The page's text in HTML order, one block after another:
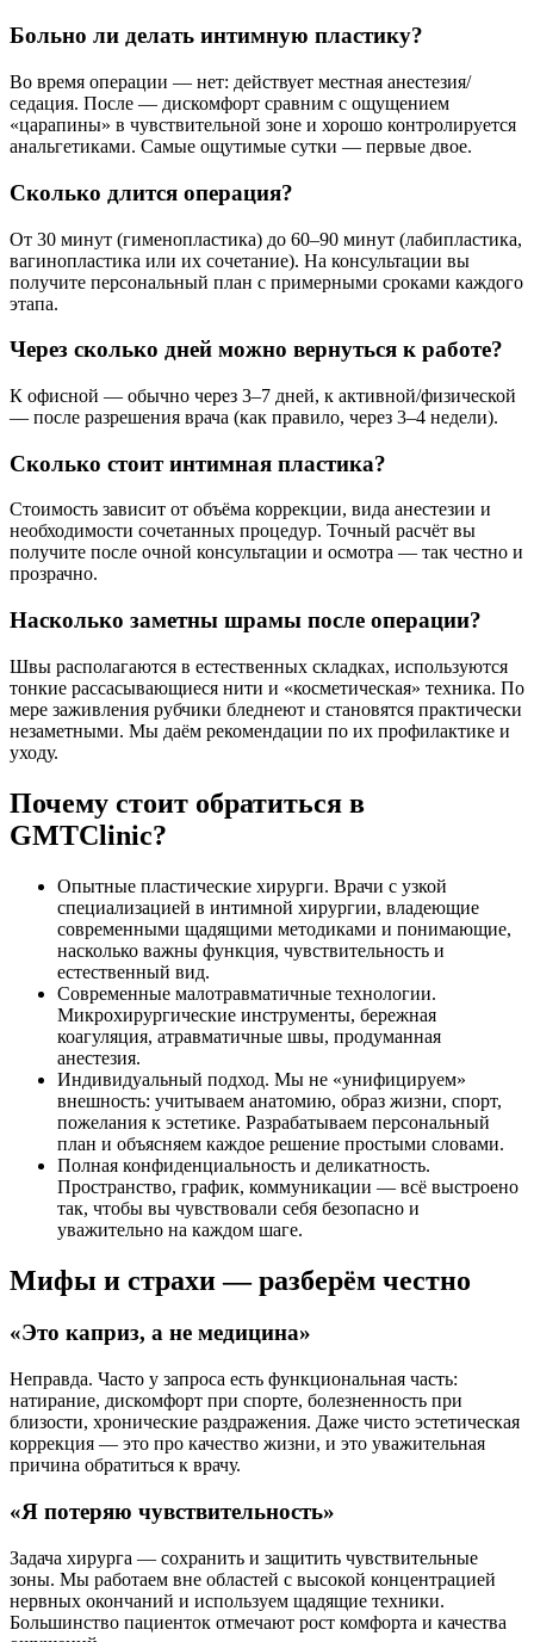
Больно ли делать интимную пластику?
Во время операции — нет: действует местная анестезия/
седация. После — дискомфорт сравним с ощущением
«царапины» в чувствительной зоне и хорошо контролируется
анальгетиками. Самые ощутимые сутки — первые двое.
Сколько длится операция?
От 30 минут (гименопластика) до 60–90 минут (лабипластика,
вагинопластика или их сочетание). На консультации вы
получите персональный план с примерными сроками каждого
этапа.
Через сколько дней можно вернуться к работе?
К офисной — обычно через 3–7 дней, к активной/физической
— после разрешения врача (как правило, через 3–4 недели).
Сколько стоит интимная пластика?
Стоимость зависит от объёма коррекции, вида анестезии и
необходимости сочетанных процедур. Точный расчёт вы
получите после очной консультации и осмотра — так честно и
прозрачно.
Насколько заметны шрамы после операции?
Швы располагаются в естественных складках, используются
тонкие рассасывающиеся нити и «косметическая» техника. По
мере заживления рубчики бледнеют и становятся практически
незаметными. Мы даём рекомендации по их профилактике и
уходу.
Почему стоит обратиться в
GMTClinic?
Опытные пластические хирурги. Врачи с узкой
специализацией в интимной хирургии, владеющие
современными щадящими методиками и понимающие,
насколько важны функция, чувствительность и
естественный вид.
Современные малотравматичные технологии.
Микрохирургические инструменты, бережная
коагуляция, атравматичные швы, продуманная
анестезия.
Индивидуальный подход. Мы не «унифицируем»
внешность: учитываем анатомию, образ жизни, спорт,
пожелания к эстетике. Разрабатываем персональный
план и объясняем каждое решение простыми словами.
Полная конфиденциальность и деликатность.
Пространство, график, коммуникации — всё выстроено
так, чтобы вы чувствовали себя безопасно и
уважительно на каждом шаге.
Мифы и страхи — разберём честно
«Это каприз, а не медицина»
Неправда. Часто у запроса есть функциональная часть:
натирание, дискомфорт при спорте, болезненность при
близости, хронические раздражения. Даже чисто эстетическая
коррекция — это про качество жизни, и это уважительная
причина обратиться к врачу.
«Я потеряю чувствительность»
Задача хирурга — сохранить и защитить чувствительные
зоны. Мы работаем вне областей с высокой концентрацией
нервных окончаний и используем щадящие техники.
Большинство пациенток отмечают рост комфорта и качества